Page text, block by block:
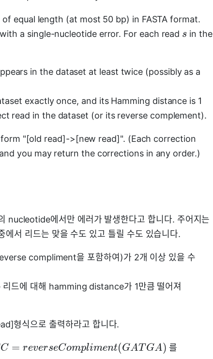
equal length (at most 50 bp) in FASTA format.
a single-nucleotide error. For each read s in the
in the dataset at least twice (possibly as a
exactly once, and its Hamming distance is 1
read in the dataset (or its reverse complement).
"[old read]->[new read]". (Each correction
you may return the corrections in any order.)
에서만 에러가 발생한다고 합니다. 주어지는
서 리드는 맞을 수도 있고 틀릴 수도 있습니다.
compliment을 포함하여)가 2개 이상 있을 수
리드에 대해 hamming distance가 1만큼 떨어져
형식으로 출력하라고 합니다.
C = reverseCompliment(GAT GA) 를